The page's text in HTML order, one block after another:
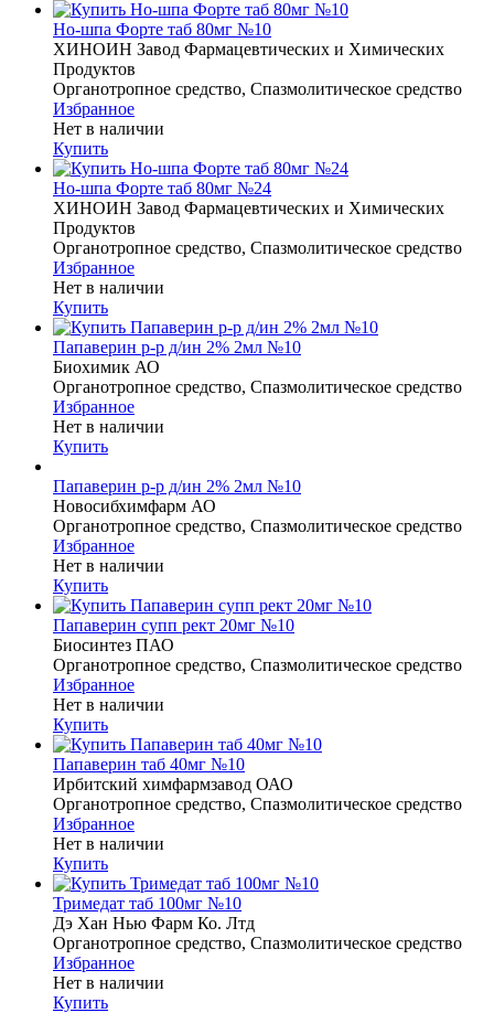
Но-шпа Форте таб 80мг №10
ХИНОИН Завод Фармацевтических и Химических
Продуктов
Органотропное средство, Спазмолитическое средство
Избранное
Нет в наличии
Купить
Но-шпа Форте таб 80мг №24
ХИНОИН Завод Фармацевтических и Химических
Продуктов
Органотропное средство, Спазмолитическое средство
Избранное
Нет в наличии
Купить
Папаверин р-р д/ин 2% 2мл №10
Биохимик АО
Органотропное средство, Спазмолитическое средство
Избранное
Нет в наличии
Купить
Папаверин р-р д/ин 2% 2мл №10
Новосибхимфарм АО
Органотропное средство, Спазмолитическое средство
Избранное
Нет в наличии
Купить
Папаверин супп рект 20мг №10
Биосинтез ПАО
Органотропное средство, Спазмолитическое средство
Избранное
Нет в наличии
Купить
Папаверин таб 40мг №10
Ирбитский химфармзавод ОАО
Органотропное средство, Спазмолитическое средство
Избранное
Нет в наличии
Купить
Тримедат таб 100мг №10
Дэ Хан Нью Фарм Ко. Лтд
Органотропное средство, Спазмолитическое средство
Избранное
Нет в наличии
Купить